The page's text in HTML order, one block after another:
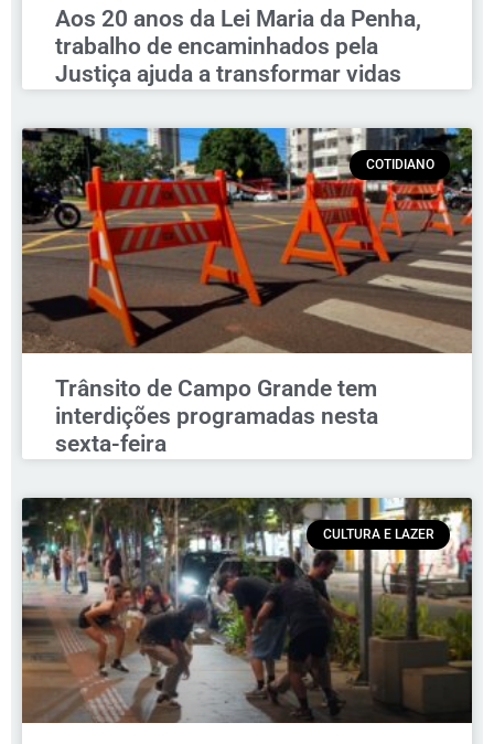
Aos 20 anos da Lei Maria da Penha,
trabalho de encaminhados pela
Justiça ajuda a transformar vidas
COTIDIANO
Trânsito de Campo Grande tem
interdições programadas nesta
sexta-feira
CULTURA E LAZER